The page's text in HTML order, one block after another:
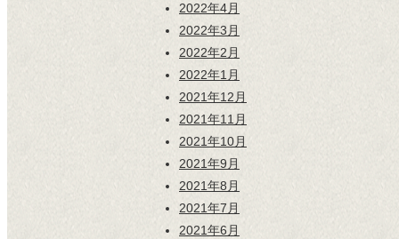
2022年4月
2022年3月
2022年2月
2022年1月
2021年12月
2021年11月
2021年10月
2021年9月
2021年8月
2021年7月
2021年6月